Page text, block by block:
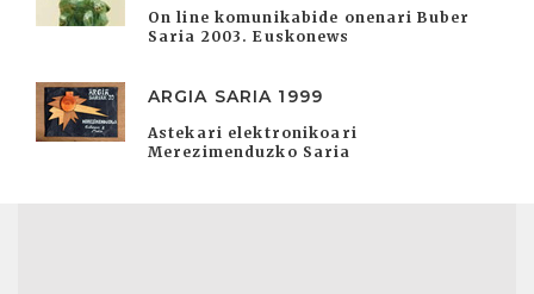
On line komunikabide onenari Buber
Saria 2003. Euskonews
ARGIA SARIA 1999
Astekari elektronikoari
Merezimenduzko Saria